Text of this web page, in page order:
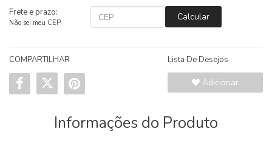
Frete e prazo:
Não sei meu CEP
Calcular
COMPARTILHAR Lista De Desejos
Adicionar
Informações do Produto